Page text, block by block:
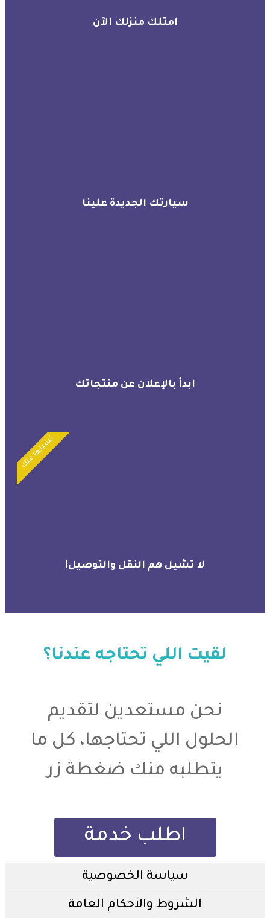
امتلك منزلك الآن
سيارتك الجديدة علينا
ابدأ بالإعلان عن منتجاتك
لا تشيل هم النقل والتوصيل!
نشيلها عنك
لقيت اللي تحتاجه عندنا؟
نحن مستعدين لتقديم
الحلول اللي تحتاجها، كل ما
يتطلبه منك ضغطة زر
اطلب خدمة
سياسة الخصوصية
الشروط والأحكام العامة